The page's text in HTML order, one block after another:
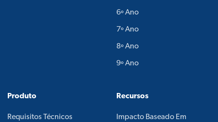
6º Ano
7º Ano
8º Ano
9º Ano
Produto
Requisitos Técnicos
Recursos
Impacto Baseado Em